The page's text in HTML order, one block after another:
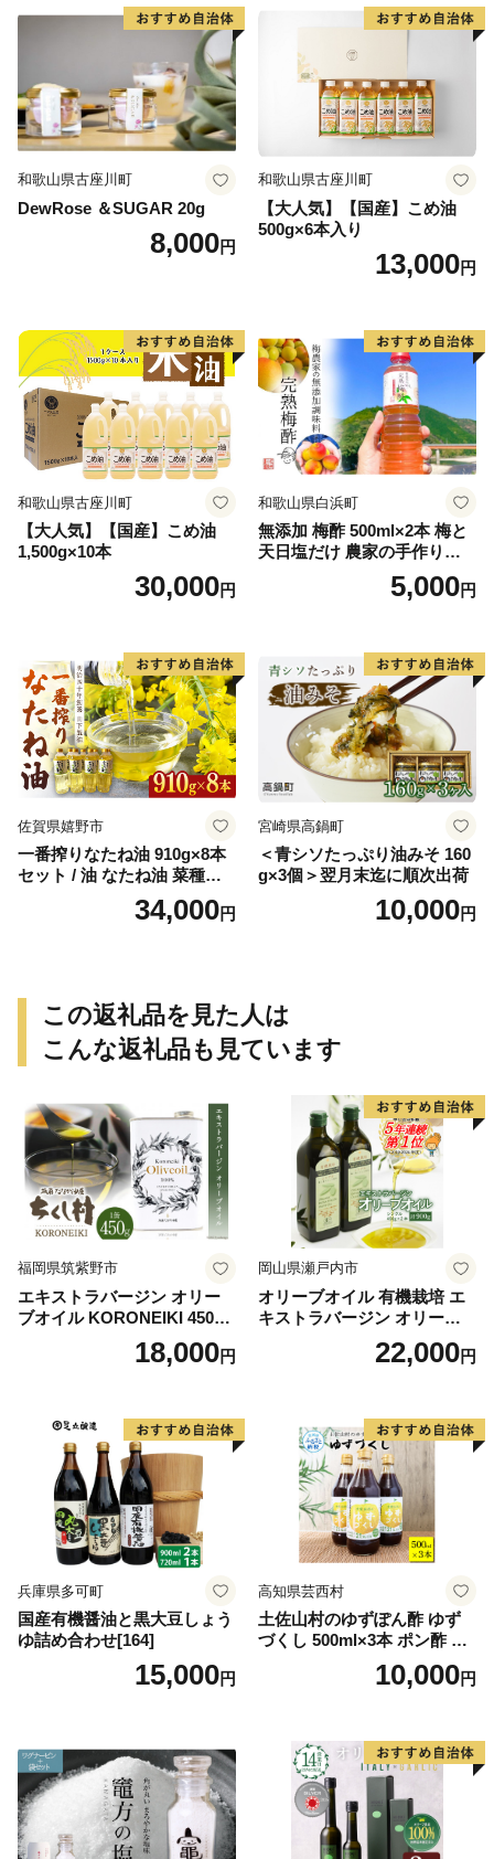
和歌山県古座川町
DewRose ＆SUGAR 20g
8,000円
和歌山県古座川町
【大人気】【国産】こめ油
500g×6本入り
13,000円
和歌山県古座川町
【大人気】【国産】こめ油
1,500g×10本
30,000円
和歌山県白浜町
無添加 梅酢 500ml×2本 梅と
天日塩だけ 農家の手作り完
5,000円
佐賀県嬉野市
一番搾りなたね油 910g×8本
セット / 油 なたね油 菜種油
ナタネ【山下製油】 [NBE00
34,000円
宮崎県高鍋町
＜青シソたっぷり油みそ 160
g×3個＞翌月末迄に順次出荷
10,000円
この返礼品を見た人は
こんな返礼品も見ています
福岡県筑紫野市
エキストラバージン オリー
ブオイル KORONEIKI 450g
[筑前たなか油屋 福岡県 筑紫
野市 21760403] 油 食用油 オ
18,000円
岡山県瀬戸内市
オリーブオイル 有機栽培 エ
キストラバージン オリーブ
オイル シングル 2本 セット
オーガニック 調味料 油 オリ
22,000円
兵庫県多可町
国産有機醤油と黒大豆しょう
ゆ詰め合わせ[164]
15,000円
高知県芸西村
土佐山村のゆずぽん酢 ゆず
づくし 500ml×3本 ポン酢 ポ
ンズ ゆず 柚子 調味料 さっぱ
り 美味しい おいしい 鍋 しゃ
10,000円